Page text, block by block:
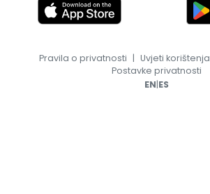
Pravila o privatnosti | Uvjeti korištenja
Postavke privatnosti
EN|ES